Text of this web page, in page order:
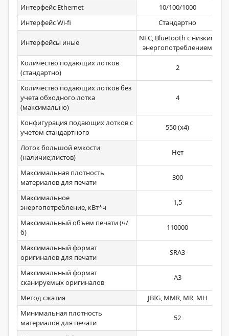
Интерфейс Ethernet
10/100/1000
Интерфейс Wi-fi
Стандартно
Интерфейсы иные
NFC, Bluetooth с низким
энергопотреблением
Количество подающих лотков
(стандартно)
2
Количество подающих лотков без
учета обходного лотка
(максимально)
4
Конфигурация подающих лотков с
учетом стандартного
550 (х4)
Лоток большой емкости
(наличие;листов)
Нет
Максимальная плотность
материалов для печати
300
Максимальное
энергопотребление, кВт*ч
1,5
Максимальный объем печати (ч/
б)
110000
Максимальный формат
оригиналов для печати
SRA3
Максимальный формат
сканируемых оригиналов
А3
Метод сжатия
JBIG, MMR, MR, MH
Минимальная плотность
материалов для печати
52